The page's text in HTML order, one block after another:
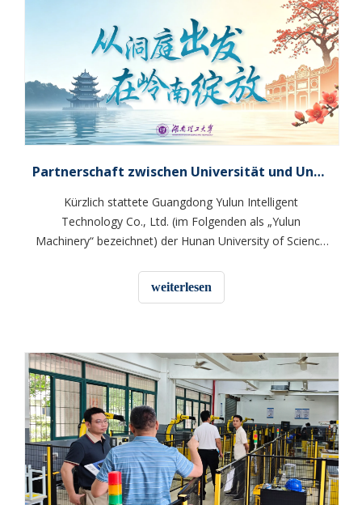
Partnerschaft zwischen Universität und Unternehmen erreicht neue Höhen | Das Hunan Institute of Science and Technology und Yulun Machinery bauen gemeinsam eine integrierte Praktikums- und Beschäftigungsbasis auf
Kürzlich stattete Guangdong Yulun Intelligent
Technology Co., Ltd. (im Folgenden als „Yulun
Machinery“ bezeichnet) der Hunan University of Science
den gemeinsamen Aufbau der „Integrated Internship and
Employment Base“ und die exklusive Rekrutierung auf
weiterlesen